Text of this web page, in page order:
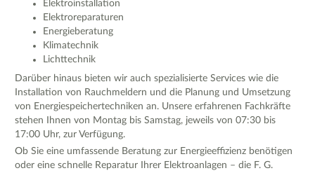
Elektroinstallation
Elektroreparaturen
Energieberatung
Klimatechnik
Lichttechnik
Darüber hinaus bieten wir auch spezialisierte Services wie die
Installation von Rauchmeldern und die Planung und Umsetzung
von Energiespeichertechniken an. Unsere erfahrenen Fachkräfte
stehen Ihnen von Montag bis Samstag, jeweils von 07:30 bis
17:00 Uhr, zur Verfügung.
Ob Sie eine umfassende Beratung zur Energieeffizienz benötigen
oder eine schnelle Reparatur Ihrer Elektroanlagen – die F. G.